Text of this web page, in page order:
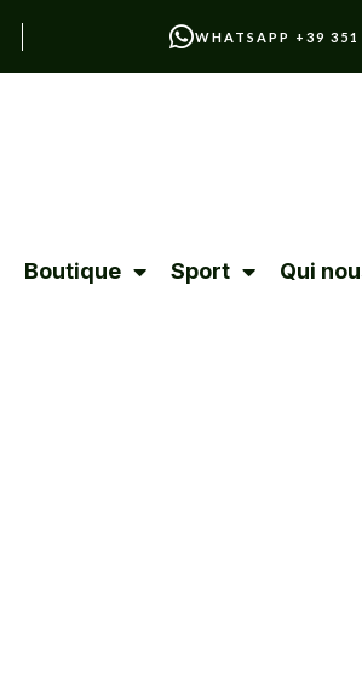
WHATSAPP +39
Boutique Sport Qui